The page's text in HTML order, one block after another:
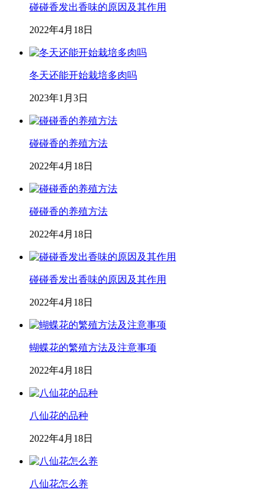
碰碰香发出香味的原因及其作用
2022年4月18日
冬天还能开始栽培多肉吗
2023年1月3日
碰碰香的养殖方法
2022年4月18日
碰碰香的养殖方法
2022年4月18日
碰碰香发出香味的原因及其作用
2022年4月18日
蝴蝶花的繁殖方法及注意事项
2022年4月18日
八仙花的品种
2022年4月18日
八仙花怎么养